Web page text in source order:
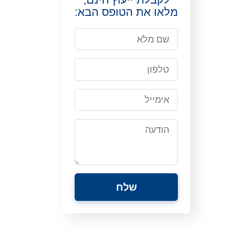
מלאו את הטופס הבא: